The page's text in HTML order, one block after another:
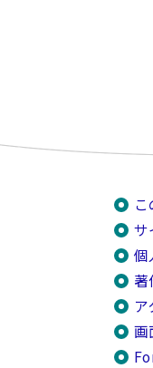
サ
個
画